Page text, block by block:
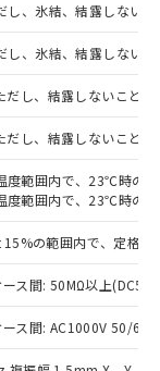
、氷結、結露しないこ
、氷結、結露しないこ
し、結露しないこと)
し、結露しないこと)
度範囲内で、23℃時の
度範囲内で、23℃時の
の範囲内で、定格
ス間: 50MΩ以上
ース間: AC1000V 50/
のうえ
事業取扱
準価格
ので
中には、
品もある
果は、
社内デー
あり、閲
の非含
のある
物質）の
出す予
物質）の
認中の
で、有
として
などや
RoHSの
。
へお問
ち、外国
る商品
を輸出
は、日本